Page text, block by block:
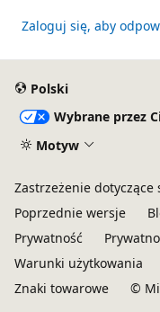
Zaloguj się, aby
Polski
Wybrane przez
Motyw
Zastrzeżenie
Poprzednie wersje
Prywatność
Warunki użytkowania
Znaki towarowe
©